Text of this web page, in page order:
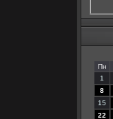
Пн
1
8
15
22